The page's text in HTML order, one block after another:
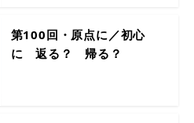
第100回・原点に／初心
に 返る？ 帰る？